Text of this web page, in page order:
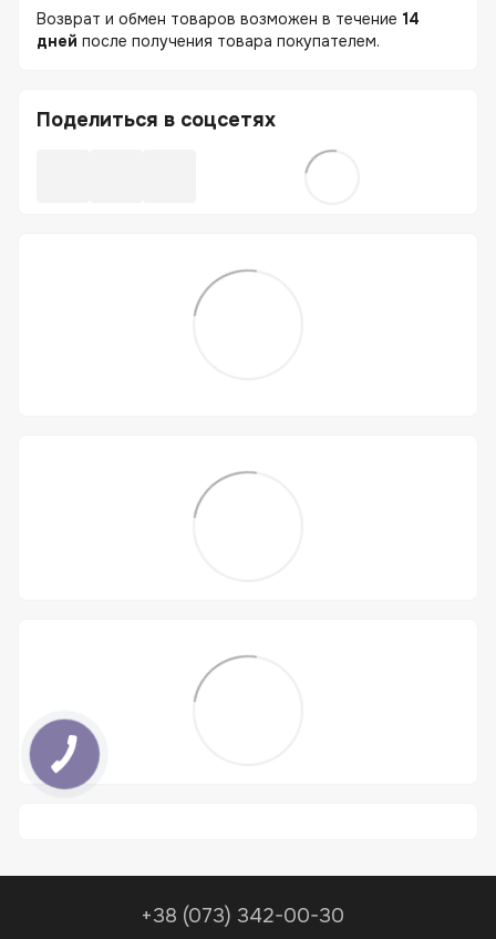
Возврат и обмен товаров возможен в течение 14
дней после получения товара покупателем.
Поделиться в соцсетях
+38 (073) 342-00-30